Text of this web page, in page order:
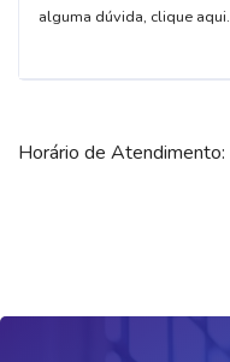
alguma dúvida, clique aqui.
Horário de Atendimento: